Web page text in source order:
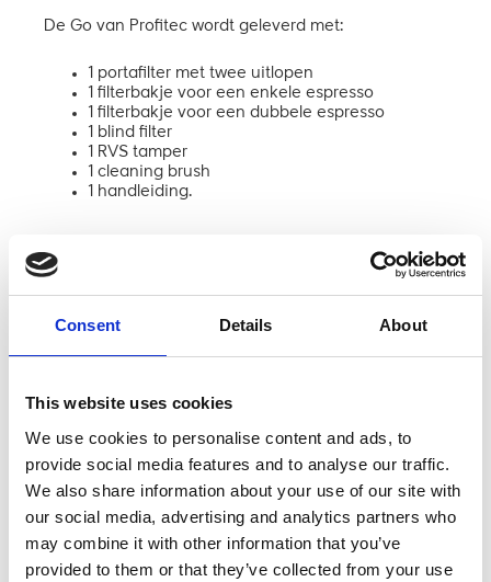
Consent Details About
This website uses cookies
We use cookies to personalise content and ads, to
provide social media features and to analyse our traffic.
We also share information about your use of our site with
our social media, advertising and analytics partners who
may combine it with other information that you’ve
provided to them or that they’ve collected from your use
De Go van Profitec wordt geleverd met:
1 portafilter met twee uitlopen
1 filterbakje voor een enkele espresso
1 filterbakje voor een dubbele espresso
1 blind filter
1 RVS tamper
1 cleaning brush
1 handleiding.
Specificaties
Zetgroep: Messing ring zetgroep
Pomp:
Temperatuur
regeling:
PID controller